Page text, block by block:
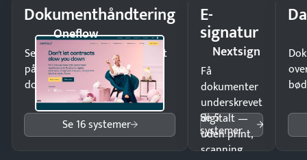
Dokumenthåndtering
Oneflow
Send kontrakter til underskrift
på minutter og mist ingen
dokumenter.
Se 16 systemer
E-
signatur
Nextsign
Få
dokumenter
underskrevet
digitalt —
uden print,
scanning
Se 5
systemer